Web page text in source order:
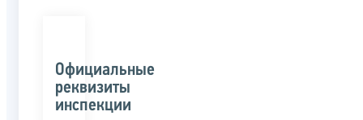
Официальные
реквизиты
инспекции